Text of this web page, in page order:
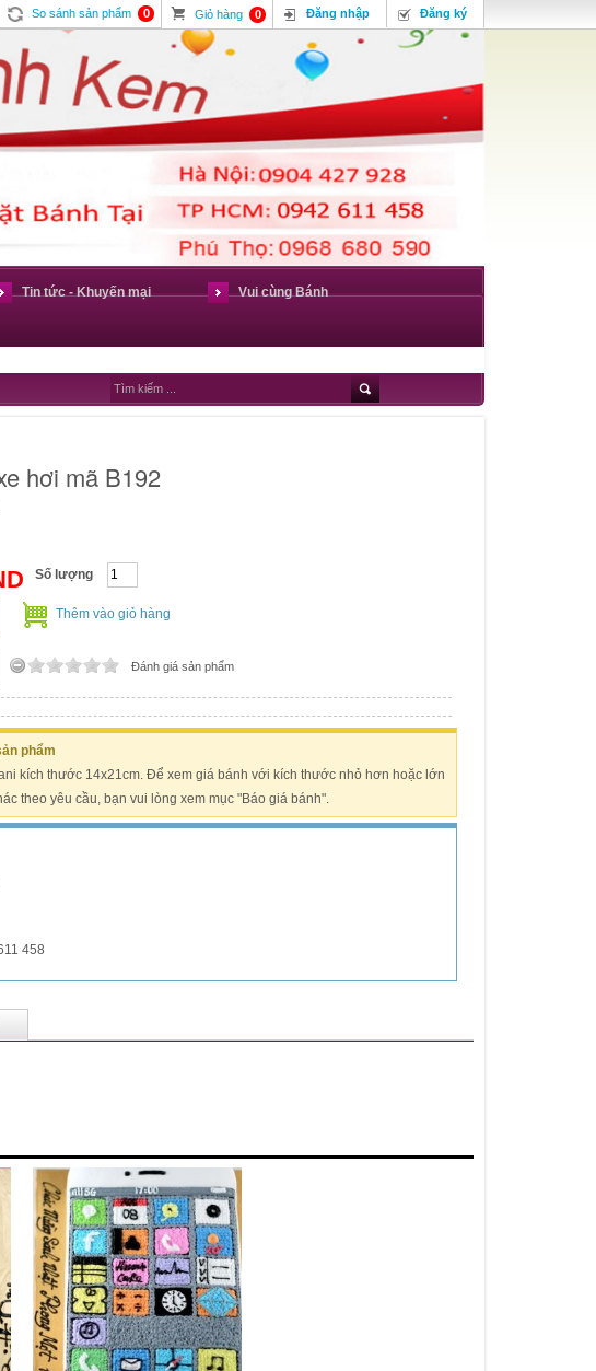
So sánh sản phẩm 0 Giỏ hàng 0 Đăng nhập Đăng ký
Tin tức - Khuyến mại Vui cùng Bánh
hơi mã B192
Số lượng
Thêm vào giỏ hàng
Đánh giá sản phẩm
phẩm
kích thước 14x21cm. Để xem giá bánh với kích thước nhỏ hơn hoặc lớn
theo yêu cầu, bạn vui lòng xem mục "Báo giá bánh".
458